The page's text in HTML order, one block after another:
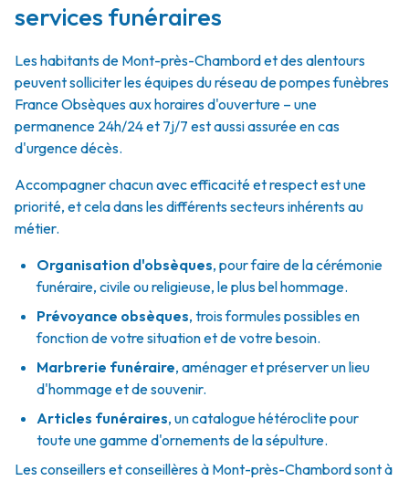
services funéraires
Les habitants de Mont-près-Chambord et des alentours
peuvent solliciter les équipes du réseau de pompes funèbres
France Obsèques aux horaires d'ouverture – une
permanence 24h/24 et 7j/7 est aussi assurée en cas
d'urgence décès.
Accompagner chacun avec efficacité et respect est une
priorité, et cela dans les différents secteurs inhérents au
métier.
Organisation d'obsèques, pour faire de la cérémonie
funéraire, civile ou religieuse, le plus bel hommage.
Prévoyance obsèques, trois formules possibles en
fonction de votre situation et de votre besoin.
Marbrerie funéraire, aménager et préserver un lieu
d'hommage et de souvenir.
Articles funéraires, un catalogue hétéroclite pour
toute une gamme d'ornements de la sépulture.
Les conseillers et conseillères à Mont-près-Chambord sont à